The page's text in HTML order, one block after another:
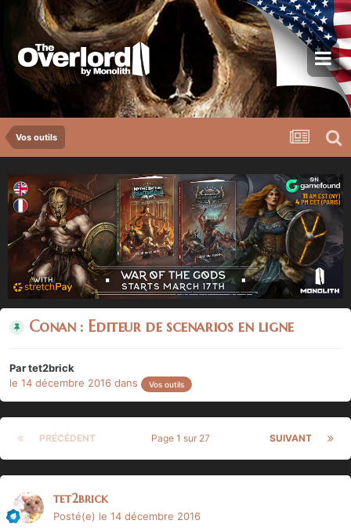
Vos outils
Conan : Editeur de scenarios en ligne
Partet2brick
le 14 décembre 2016 dans Vos outils
PRÉCÉDENT SUIVANT
Page 1 sur 27
tet2brick
Posté(e) le 14 décembre 2016